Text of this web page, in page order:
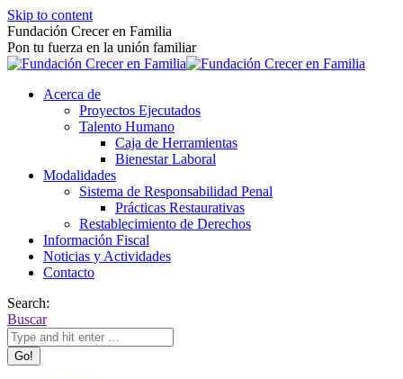
Skip to content
Fundación Crecer en Familia
Pon tu fuerza en la unión familiar
Acerca de
Proyectos Ejecutados
Talento Humano
Caja de Herramientas
Bienestar Laboral
Modalidades
Sistema de Responsabilidad Penal
Prácticas Restaurativas
Restablecimiento de Derechos
Información Fiscal
Noticias y Actividades
Contacto
Search:
Buscar